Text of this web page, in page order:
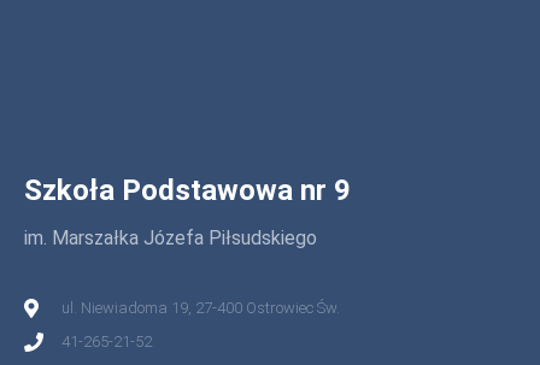
Szkoła Podstawowa nr 9
im. Marszałka Józefa Piłsudskiego
ul. Niewiadoma 19, 27-400 Ostrowiec Św.
41-265-21-52